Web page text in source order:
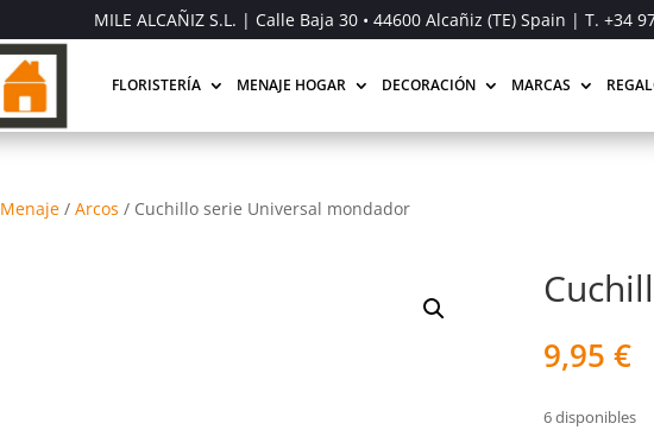
MILE ALCAÑIZ S.L. | Calle Baja 30 • 44600 Alcañiz (TE) Spain | T. +34
FLORISTERÍA MENAJE HOGAR DECORACIÓN MARCAS
Menaje /Arcos / Cuchillo serie Universal mondador
9,95 €
6 disponibles